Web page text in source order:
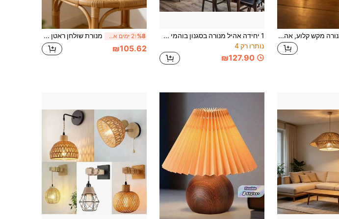
1 יחידה אהיל מנורה מקש קלוע, אהיל מנורה קטן וינטג' מקש להחלפה, גובה 5.7 אינץ', קוטר 5.5 אינץ', מתאים להחלפת בסיס מנורה E26E27, מנורת שולחן לחדר השינה, מנורת רצפה, תאורה תלויה, מעמד תצוגה, עיצוב בית יוקרתי, גוף תאורה לקיר, אהיל מנורה, מתאים לקישוט הלווין (אהיל בלבד)
1 יחידה אהיל מנורה בסגנון בוהמי מחבל נייר, אהיל תאורה תלויה כפרי, אהיל מנורה עליון בסלסלת חבל נייר קלוע, אהיל תאורה תלויה DIY, מתאים לסלון, אי מטבח, עיטור חדר אוכל, אהיל מנורה ייחודי לעיצוב הבית (כבל תאורה ובית נורה לא כלולים)
נותרו רק 4
₪127.90
%8 2 ימים אחרונים מנורת שולחן ראטן אחת, מנורת קפלים בעבודת יד בסגנון רטרו, מנורת לילה מעץ מלא נורדית, מתאימה לבית מגורים, פינת אוכל, קמפינג, מנורת מגע מינימליסטית עם אור חם, מנורת לילה עם אווירה
₪105.62